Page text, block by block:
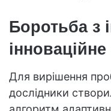
Боротьба з
Для вирішення
дослідники